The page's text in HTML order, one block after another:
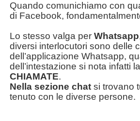
Quando comunichiamo con
di Facebook,
Lo stesso valga per Whatsapp
diversi interlocutori sono delle
dell’applicazione Whatsapp,
dell’intestazione si nota infatti
CHIAMATE.
Nella sezione chat si trovano
tenuto con le diverse persone.